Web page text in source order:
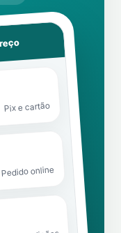
Pix e cartão
Pedido online